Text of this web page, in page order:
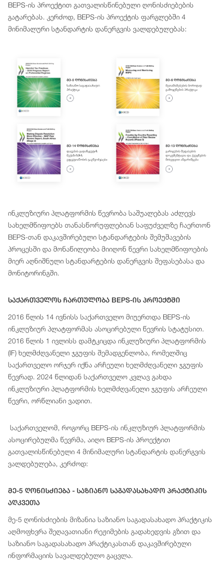
BEPS-ის პროექტით გათვალისწინებული ღონისძიებების
გატარებას. კერძოდ, BEPS-ის პროექტის ფარგლებში 4
მინიმალური სტანდარტის დანერგვის ვალდებულებას:
ინკლუზიური პლატფორმის წევრობა საშუალებას აძლევს
სახელმწიფოებს თანასწორუფლებიან საფუძველზე ჩაერთონ
BEPS-თან დაკავშირებული სტანდარტების შემუშავების
პროცესში და მონაწილეობა მიიღონ წევრი სახელმწიფოების
მიერ აღნიშნული სტანდარტების დანერგვის შეფასებასა და
მონიტორინგში.
Საქართველოს Ჩართულობა BEPS-Ის Პროექტში
2016 წლის 14 ივნისს საქართველო მიუერთდა BEPS-ის
ინკლუზიურ პლატფორმას ასოცირებული წევრის სტატუსით.
2016 წლის 1 ივლისს დამტკიცდა ინკლუზიური პლატფორმის
(IF) ხელმძღვანელი ჯგუფის შემადგენლობა, რომელშიც
საქართველო ორჯერ იქნა არჩეული ხელმძღვანელი ჯგუფის
წევრად. 2024 წლიდან საქართველო კვლავ გახდა
ინკლუზიური პლატფორმის ხელმძღვანელი ჯგუფის არჩეული
წევრი, ორწლიანი ვადით.
საქართველომ, როგორც BEPS-ის ინკლუზიურ პლატფორმის
ასოცირებულმა წევრმა, აიღო BEPS-ის პროექტით
გათვალისწინებული 4 მინიმალური სტანდარტის დანერგვის
ვალდებულება, კერძოდ:
Მე-5 Ღონისძიება - Საზიანო Საგადასახადო Პრაქტიკის
Აღკვეთა
მე-5 ღონისძიების მიზანია საზიანო საგადასახადო პრაქტიკის
აღმოფხვრა შეღავათიანი რეჟიმების გადახედვის გზით და
საზიანო საგადასახადო პრაქტიკასთან დაკავშირებული
ინფორმაციის სავალდებულო გაცვლა.